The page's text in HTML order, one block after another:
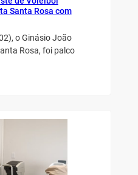
Santa Rosa com
o Ginásio João
Rosa, foi palco